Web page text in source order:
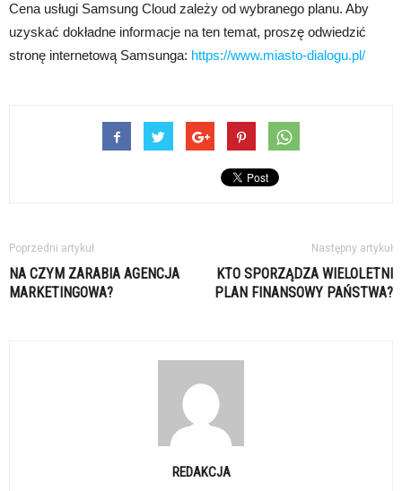
Cena usługi Samsung Cloud zależy od wybranego planu. Aby
uzyskać dokładne informacje na ten temat, proszę odwiedzić
stronę internetową Samsunga: https://www.miasto-dialogu.pl/
Poprzedni artykuł
NA CZYM ZARABIA AGENCJA
MARKETINGOWA?
Następny artykuł
KTO SPORZĄDZA WIELOLETNI
PLAN FINANSOWY PAŃSTWA?
REDAKCJA